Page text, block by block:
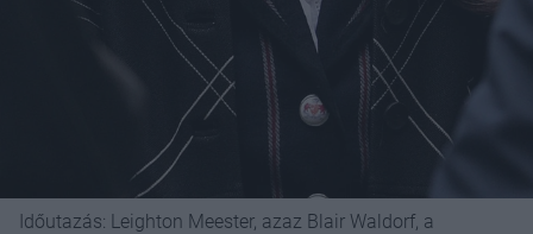
Időutazás: Leighton Meester, azaz Blair Waldorf, a